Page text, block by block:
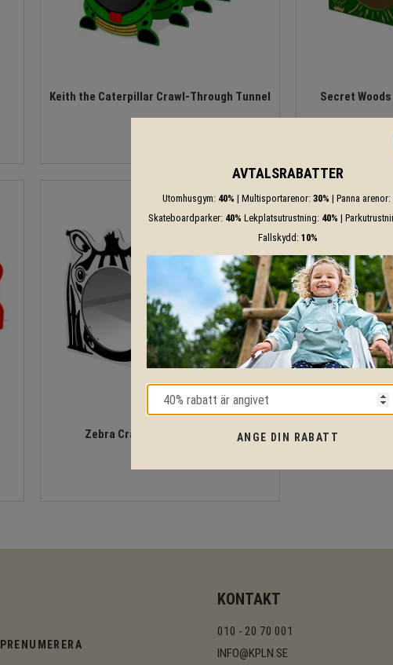
Keith the Caterpillar Crawl-Through Tunnel Secret
Zebra Crawl Thru Play Tunnel
PRENUMERERA
KONTAKT
010 - 20 70 001
INFO@KPLN.SE
AVTALSRABATTER
Utomhusgym: 40% | Multisportarenor: 30% | Panna arenor:
Skateboardparker: 40% Lekplatsutrustning: 40% |
Fallskydd: 10%
ANGE DIN RABATT